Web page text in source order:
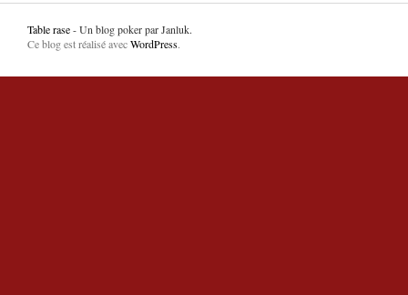
Table rase- Un blog poker par Janluk.
Ce blog est réalisé avecWordPress.